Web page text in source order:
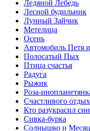
Ледяной Лебедь
Лесной будильник
Лунный Зайчик
Метелица
Осень
Автомобиль Петя
Полосатый Пых
Птица счастья
Радуга
Рыжик
Роза-
Счастливого
Кто разукрасил
Сивка-бурка
Солнышко и Месяц